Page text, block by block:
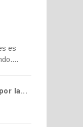
es
la...